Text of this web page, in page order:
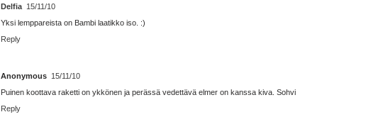
Delfia 15/11/10
Yksi lemppareista on Bambi laatikko iso. :)
Reply
Anonymous 15/11/10
Puinen koottava raketti on ykkönen ja perässä vedettävä elmer on kanssa kiva. Sohvi
Reply